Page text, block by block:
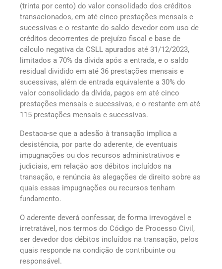
(trinta por cento) do valor consolidado dos créditos
transacionados, em até cinco prestações mensais e
sucessivas e o restante do saldo devedor com uso de
créditos decorrentes de prejuízo fiscal e base de
cálculo negativa da CSLL apurados até 31/12/2023,
limitados a 70% da dívida após a entrada, e o saldo
residual dividido em até 36 prestações mensais e
sucessivas, além de entrada equivalente a 30% do
valor consolidado da dívida, pagos em até cinco
prestações mensais e sucessivas, e o restante em até
115 prestações mensais e sucessivas.
Destaca-se que a adesão à transação implica a
desistência, por parte do aderente, de eventuais
impugnações ou dos recursos administrativos e
judiciais, em relação aos débitos incluídos na
transação, e renúncia às alegações de direito sobre as
quais essas impugnações ou recursos tenham
fundamento.
O aderente deverá confessar, de forma irrevogável e
irretratável, nos termos do Código de Processo Civil,
ser devedor dos débitos incluídos na transação, pelos
quais responde na condição de contribuinte ou
responsável.